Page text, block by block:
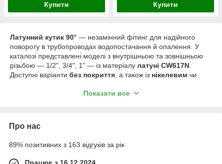
Купити Купити
Латунний кутик 90° — незамінний фітинг для надійного
повороту в трубопроводах водопостачання й опалення. У
каталозі представлені моделі з внутрішньою та зовнішньою
різьбою — 1/2", 3/4", 1" — із матеріалу латуні CW617N
Доступні варіанти без покриття , а також із нікелевим чи
привабливість для відкритих ділянок монтажу.
витримує значні тиски до 40 бар, що гарантує
безвідмовну роботу в складних умовах.
Показати все
Про нас
89% позитивних з 163 відгуків за рік